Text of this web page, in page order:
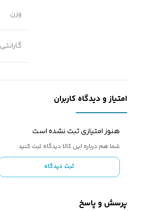
وزن
گارانتی
امتیاز و دیدگاه کاربران
هنوز امتیازی ثبت نشده است
شما هم درباره این کالا دیدگاه ثبت کنید
ثبت دیدگاه
پرسش و پاسخ